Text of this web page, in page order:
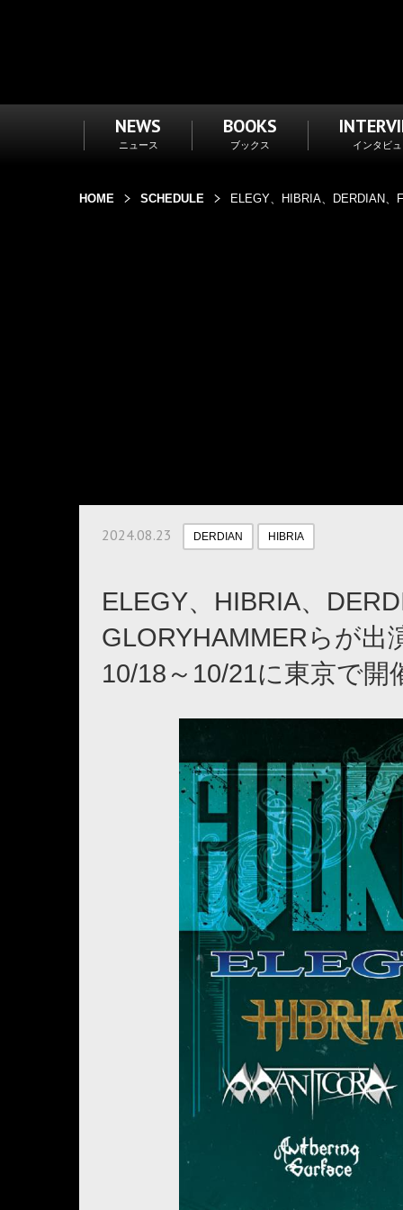
NEWS
ニュース
BOOKS
ブックス インタビ
HOME SCHEDULE ELEGY、HIBRIA、DERDIAN
2024.08.23 DERDIAN HIBRIA
ELEGY、HIBRIA、
GLORYHAMMERらが出
10/18～10/21に東京で開